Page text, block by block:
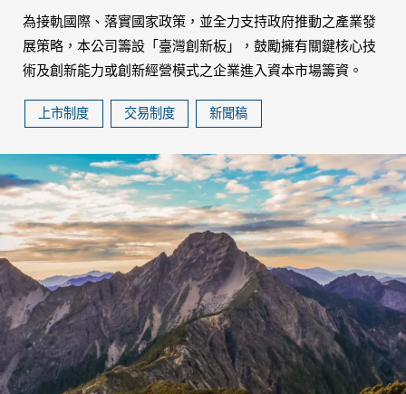
為接軌國際、落實國家政策，並全力支持政府推動之產業發
展策略，本公司籌設「臺灣創新板」，鼓勵擁有關鍵核心技
術及創新能力或創新經營模式之企業進入資本市場籌資。
上市制度 交易制度 新聞稿